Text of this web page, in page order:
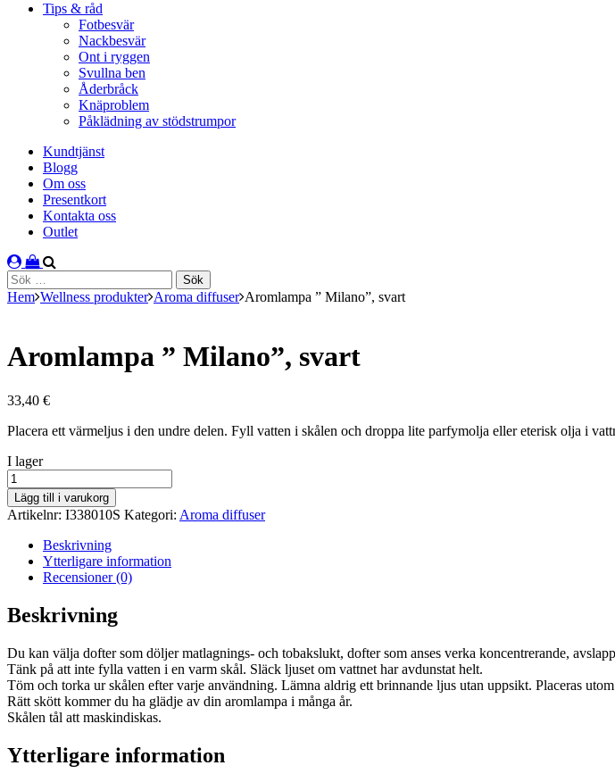
Tips & råd
Fotbesvär
Nackbesvär
Ont i ryggen
Svullna ben
Åderbråck
Knäproblem
Påklädning av stödstrumpor
Kundtjänst
Blogg
Om oss
Presentkort
Kontakta oss
Outlet
Sök
efter:
Hem Wellness produkter Aroma diffuser Aromlampa ” Milano”, svart
Aromlampa ” Milano”, svart
33,40 €
Placera ett värmeljus i den undre delen. Fyll vatten i skålen och droppa lite parfymolja eller eterisk olja i
lager
saldo
I lager
Aromlampa
"
Milano",
svart
mängd
Lägg till i varukorg
Artikelnr: I338010S Kategori: Aroma diffuser
Beskrivning
Ytterligare information
Recensioner (0)
Beskrivning
Du kan välja dofter som döljer matlagnings- och tobakslukt, dofter som anses verka koncentrerande,
Tänk på att inte fylla vatten i en varm skål. Släck ljuset om vattnet har avdunstat helt.
Töm och torka ur skålen efter varje användning. Lämna aldrig ett brinnande ljus utan uppsikt. Placeras
Rätt skött kommer du ha glädje av din aromlampa i många år.
Skålen tål att maskindiskas.
Ytterligare information